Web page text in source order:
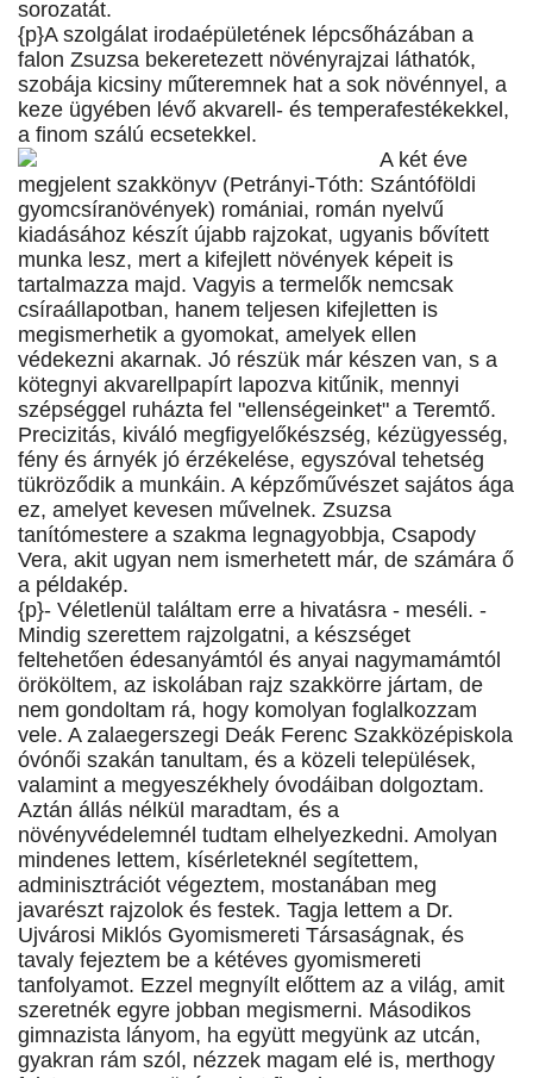
sorozatát.
{p}A szolgálat irodaépületének lépcsőházában a
falon Zsuzsa bekeretezett növényrajzai láthatók,
szobája kicsiny műteremnek hat a sok növénnyel, a
keze ügyében lévő akvarell- és temperafestékekkel,
a finom szálú ecsetekkel.
A két éve
megjelent szakkönyv (Petrányi-Tóth: Szántóföldi
gyomcsíranövények) romániai, román nyelvű
kiadásához készít újabb rajzokat, ugyanis bővített
munka lesz, mert a kifejlett növények képeit is
tartalmazza majd. Vagyis a termelők nemcsak
csíraállapotban, hanem teljesen kifejletten is
megismerhetik a gyomokat, amelyek ellen
védekezni akarnak. Jó részük már készen van, s a
kötegnyi akvarellpapírt lapozva kitűnik, mennyi
szépséggel ruházta fel "ellenségeinket" a Teremtő.
Precizitás, kiváló megfigyelőkészség, kézügyesség,
fény és árnyék jó érzékelése, egyszóval tehetség
tükröződik a munkáin. A képzőművészet sajátos ága
ez, amelyet kevesen művelnek. Zsuzsa
tanítómestere a szakma legnagyobbja, Csapody
Vera, akit ugyan nem ismerhetett már, de számára ő
a példakép.
{p}- Véletlenül találtam erre a hivatásra - meséli. -
Mindig szerettem rajzolgatni, a készséget
feltehetően édesanyámtól és anyai nagymamámtól
örököltem, az iskolában rajz szakkörre jártam, de
nem gondoltam rá, hogy komolyan foglalkozzam
vele. A zalaegerszegi Deák Ferenc Szakközépiskola
óvónői szakán tanultam, és a közeli települések,
valamint a megyeszékhely óvodáiban dolgoztam.
Aztán állás nélkül maradtam, és a
növényvédelemnél tudtam elhelyezkedni. Amolyan
mindenes lettem, kísérleteknél segítettem,
adminisztrációt végeztem, mostanában meg
javarészt rajzolok és festek. Tagja lettem a Dr.
Ujvárosi Miklós Gyomismereti Társaságnak, és
tavaly fejeztem be a kétéves gyomismereti
tanfolyamot. Ezzel megnyílt előttem az a világ, amit
szeretnék egyre jobban megismerni. Másodikos
gimnazista lányom, ha együtt megyünk az utcán,
gyakran rám szól, nézzek magam elé is, merthogy